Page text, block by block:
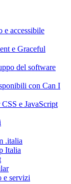
e accessibile
e Graceful
del software
con Can I
e JavaScript
.italia
Italia
e servizi